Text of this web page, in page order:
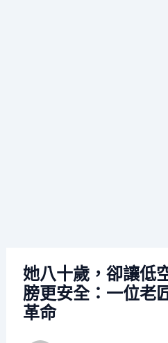
她八十歲，卻讓低
膀更安全：一位老
革命